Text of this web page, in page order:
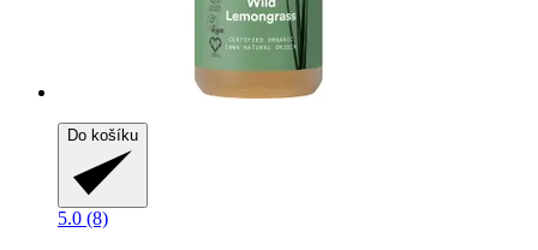
Do košíku
5.0 (8)